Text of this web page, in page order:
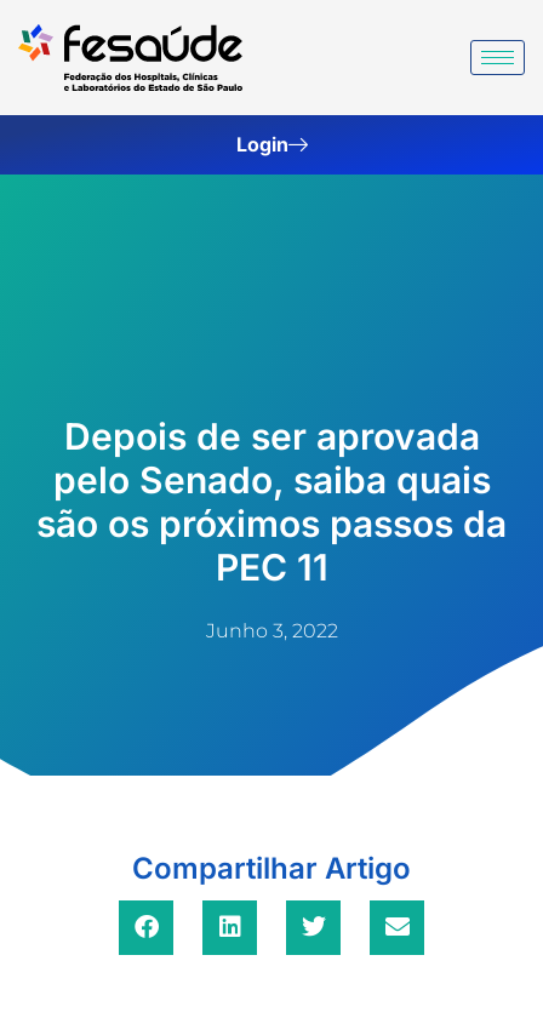
para
Login
Depois de ser aprovada
pelo Senado, saiba quais
são os próximos passos da
PEC 11
Junho 3, 2022
Compartilhar Artigo